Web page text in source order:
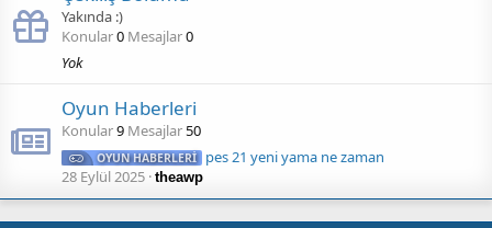
Yakında :)
Konular0 Mesajlar0
Yok
Oyun Haberleri
Konular9 Mesajlar50
OYUN HABERLERİ
pes 21 yeni yama ne zaman
28 Eylül 2025 theawp